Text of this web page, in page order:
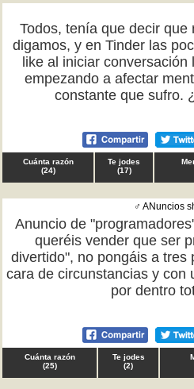
Todos, tenía que decir que
digamos, y en Tinder las
like al iniciar
empezando a afectar
constante que sufro.
Cuánta razón
(24)
Te jodes
(17)
♂ ANuncios
Anuncio de
queréis vender que ser
divertido", no pongáis a tres
cara de circunstancias y con
por dentro
Cuánta razón
(25)
Te jodes
(2)